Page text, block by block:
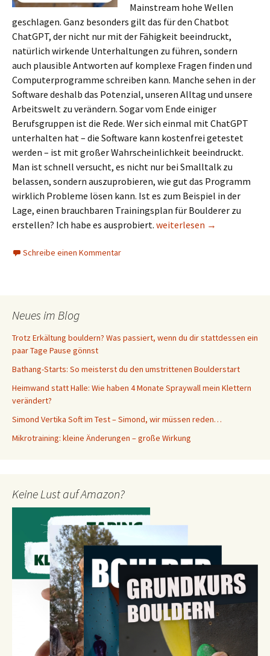
Mainstream hohe Wellen
geschlagen. Ganz besonders gilt das für den Chatbot
ChatGPT, der nicht nur mit der Fähigkeit beeindruckt,
natürlich wirkende Unterhaltungen zu führen, sondern
auch plausible Antworten auf komplexe Fragen finden und
Computerprogramme schreiben kann. Manche sehen in der
Software deshalb das Potenzial, unseren Alltag und unsere
Arbeitswelt zu verändern. Sogar vom Ende einiger
Berufsgruppen ist die Rede. Wer sich einmal mit ChatGPT
unterhalten hat – die Software kann kostenfrei getestet
werden – ist mit großer Wahrscheinlichkeit beeindruckt.
Man ist schnell versucht, es nicht nur bei Smalltalk zu
belassen, sondern auszuprobieren, wie gut das Programm
wirklich Probleme lösen kann. Ist es zum Beispiel in der
Lage, einen brauchbaren Trainingsplan für Boulderer zu
erstellen? Ich habe es ausprobiert. Trainingsplanung: Ersetzt
weiterlesen →
Schreibe einen Kommentar
Neues im Blog
Trotz Erkältung bouldern? Was passiert, wenn du dir stattdessen ein
paar Tage Pause gönnst
Bathang-Starts: So meisterst du den umstrittenen Boulderstart
Heimwand statt Halle: Wie haben 4 Monate Spraywall mein Klettern
verändert?
Simond Vertika Soft im Test – Simond, wir müssen reden…
Mikrotraining: kleine Änderungen – große Wirkung
Keine Lust auf Amazon?